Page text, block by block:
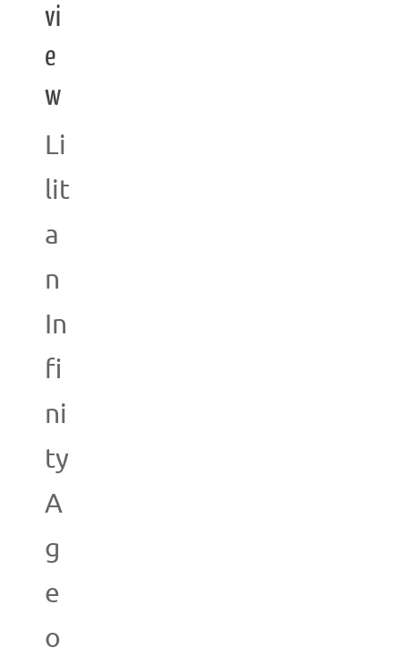
vi
e
w
Li
lit
a
n
In
fi
ni
ty
A
g
e
o